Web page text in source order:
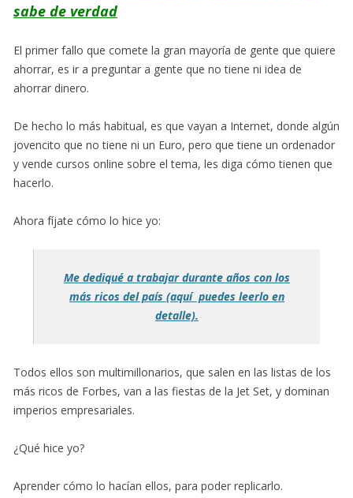
sabe de verdad
El primer fallo que comete la gran mayoría de gente que quiere
ahorrar, es ir a preguntar a gente que no tiene ni idea de
ahorrar dinero.
De hecho lo más habitual, es que vayan a Internet, donde algún
jovencito que no tiene ni un Euro, pero que tiene un ordenador
y vende cursos online sobre el tema, les diga cómo tienen que
hacerlo.
Ahora fíjate cómo lo hice yo:
Me dediqué a trabajar durante años con los
más ricos del país (aquí puedes leerlo en
detalle).
Todos ellos son multimillonarios, que salen en las listas de los
más ricos de Forbes, van a las fiestas de la Jet Set, y dominan
imperios empresariales.
¿Qué hice yo?
Aprender cómo lo hacían ellos, para poder replicarlo.